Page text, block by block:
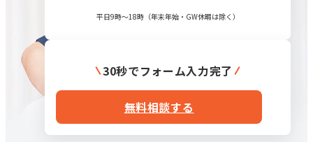
平日9時〜18時（年末年始・GW休暇は除く）
30秒でフォーム入力完了
無料相談する